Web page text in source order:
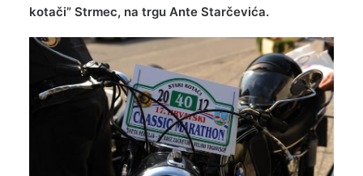
kotači” Strmec, na trgu Ante Starčevića.